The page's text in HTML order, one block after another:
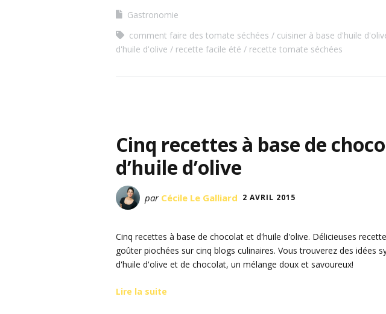
Gastronomie
comment faire des tomate séchées
cuisiner à base d'huile
d'huile d'olive
recette facile été recette tomate séchées
Cinq recettes à base de
d’huile d’olive
par Cécile Le Galliard 2 AVRIL 2015
Cinq recettes à base de chocolat et d'huile d'olive. Délicieuses
goûter piochées sur cinq blogs culinaires. Vous trouverez des idées
d'huile d'olive et de chocolat, un mélange doux et savoureux!
Lire la suite